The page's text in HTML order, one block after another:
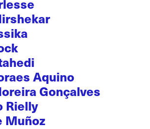
Aquino
Gonçalves
Rielly
Muñoz